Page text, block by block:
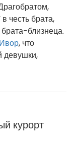
честь брата,
близнеца.
, что
девушки,
курорт